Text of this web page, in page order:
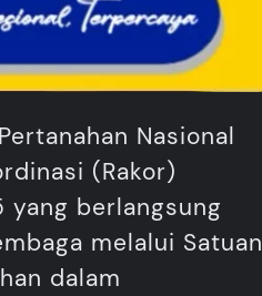
Nasional
(Rakor)
yang berlangsung
melalui Satuan
dalam